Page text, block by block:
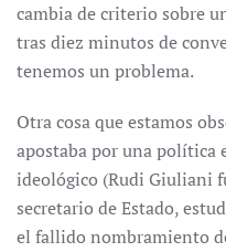
cambia de criterio sobre
tras diez minutos de
tenemos un problema.
Otra cosa que estamos
apostaba por una política
ideológico (Rudi Giuliani
secretario de Estado,
el fallido nombramiento